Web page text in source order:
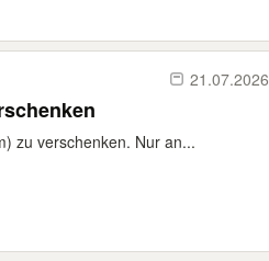
21.07.2026
zu verschenken. Nur an...